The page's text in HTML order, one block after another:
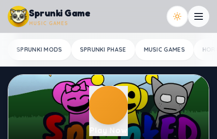
Skip to content
Sprunki Game
MUSIC GAMES
SPRUNKI MODS SPRUNKI PHASE MUSIC GAMES
Play Now